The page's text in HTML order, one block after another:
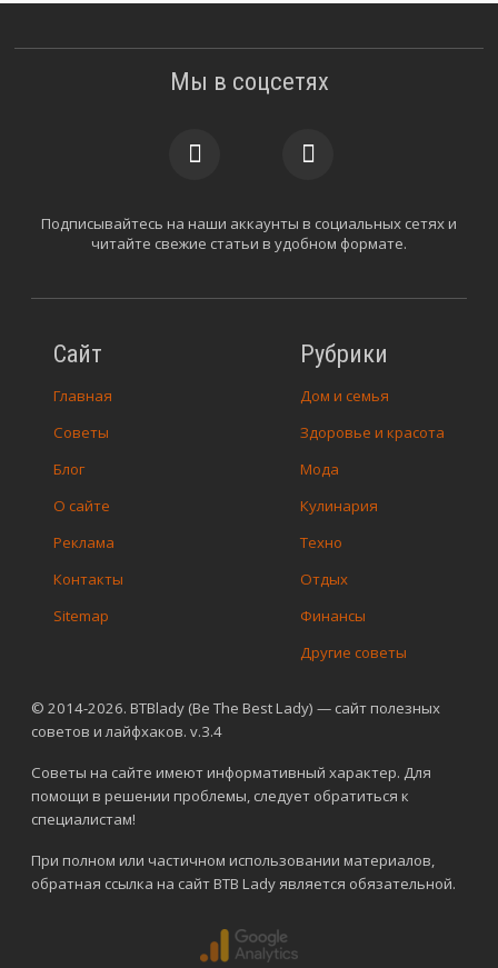
© 2014-2026. BTBlady (Be The Best Lady) — сайт полезных
советов и лайфхаков. v.3.4
Советы на сайте имеют информативный характер. Для
помощи в решении проблемы, следует обратиться к
специалистам!
При полном или частичном использовании материалов,
обратная ссылка на сайт BTB Lady является обязательной.
Сайт
Главная
Советы
Блог
О сайте
Реклама
Контакты
Sitemap
Рубрики
Дом и семья
Здоровье и красота
Мода
Кулинария
Техно
Отдых
Финансы
Другие советы
Мы в соцсетях
Подписывайтесь на наши аккаунты в социальных сетях и
читайте свежие статьи в удобном формате.